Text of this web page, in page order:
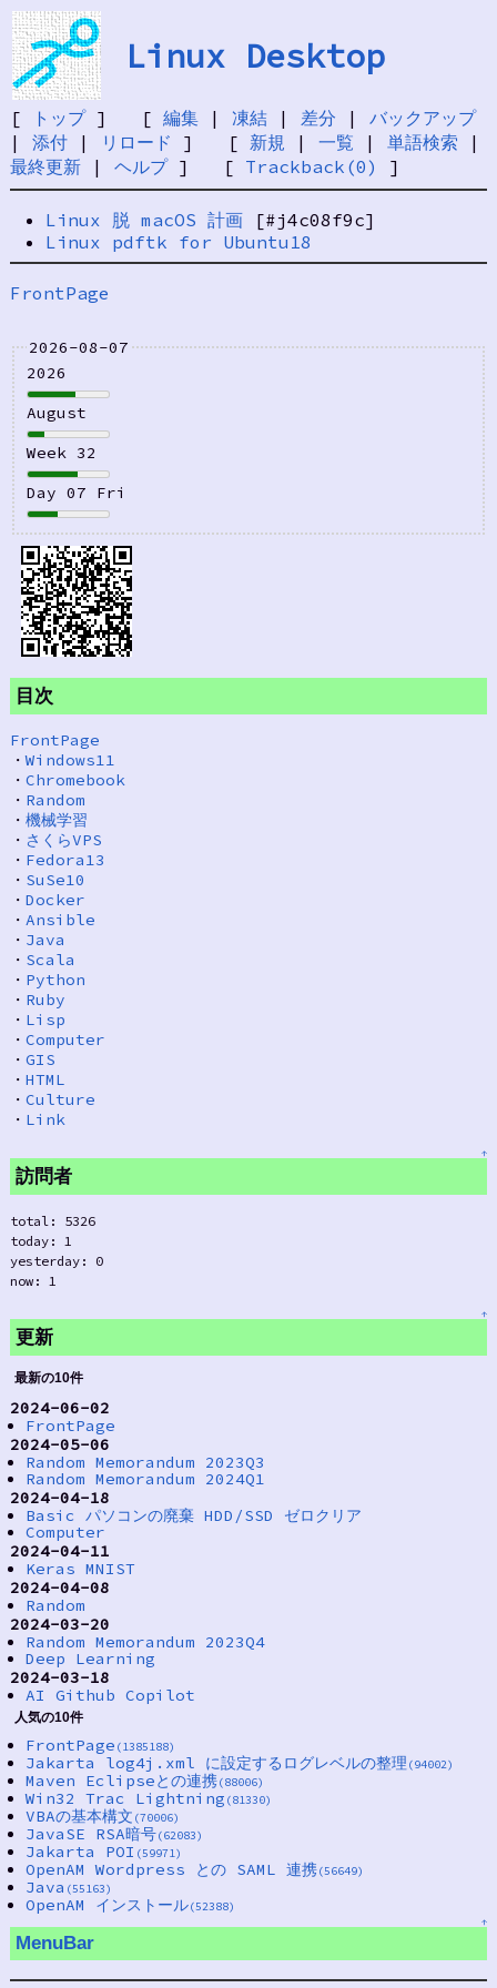
Linux Desktop
[ トップ] [ 編集| 凍結| 差分 | バックアップ
| 添付| リロード ] [ 新規 | 一覧 | 単語検索 |
最終更新| ヘルプ] [ Trackback(0) ]
2026-08-07
2026
August
Week 32
Day 07 Fri
目次
FrontPage
・Windows11
・ Chromebook
・ Random
・ 機械学習
・ さくらVPS
・ Fedora13
・ SuSe10
・ Docker
・ Ansible
・ Java
・ Scala
・ Python
・ Ruby
・ Lisp
・ Computer
・ GIS
・ HTML
・ Culture
・ Link
↑
訪問者
total: 5326
today: 1
yesterday: 0
now: 1
↑
更新
最新の10件
2024-06-02
FrontPage
2024-05-06
Random Memorandum 2023Q3
Random Memorandum 2024Q1
2024-04-18
Basic パソコンの廃棄 HDD/SSD ゼロクリア
Computer
2024-04-11
Keras MNIST
2024-04-08
Random
2024-03-20
Random Memorandum 2023Q4
Deep Learning
2024-03-18
AI Github Copilot
人気の10件
FrontPage (1385188)
Jakarta log4j.xml に設定するログレベルの整理 (94002)
Maven Eclipseとの連携(88006)
Win32 Trac Lightning (81330)
VBAの基本構文 (70006)
JavaSE RSA暗号(62083)
Jakarta POI (59971)
OpenAM Wordpress との SAML 連携(56649)
Java (55163)
OpenAM インストール(52388)
↑
MenuBar
Linux 脱 macOS 計画[#j4c08f9c]
Linux pdftk for Ubuntu18
FrontPage